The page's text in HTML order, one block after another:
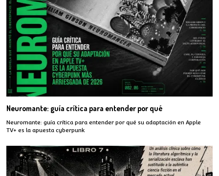
Neuromante: guía crítica para entender por qué
Neuromante: guía crítica para entender por qué su adaptación en Apple
TV+ es la apuesta cyberpunk